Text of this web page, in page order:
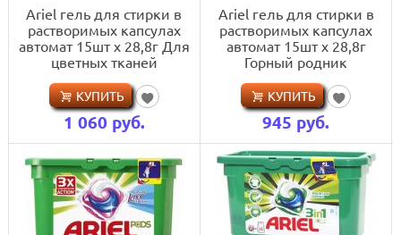
Ariel гель для стирки в
растворимых капсулах
автомат 15шт x 28,8г Для
цветных тканей
КУПИТЬ
1 060 руб.
Ariel гель для стирки в
растворимых капсулах
автомат 15шт x 28,8г
Горный родник
КУПИТЬ
945 руб.